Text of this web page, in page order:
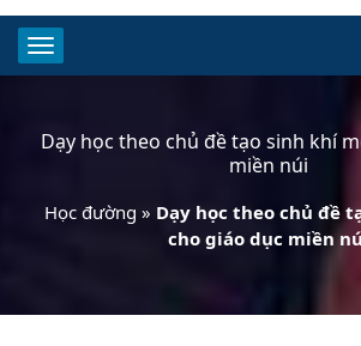
Dạy học theo chủ đề tạo sinh khí
miền núi
Học đường » Dạy học theo chủ đề
cho giáo dục miền